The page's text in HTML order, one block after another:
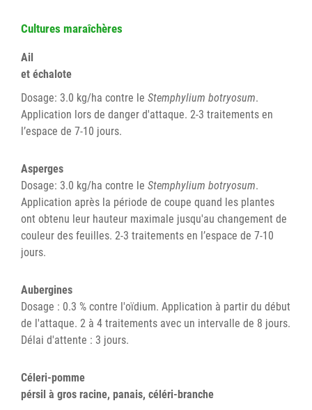
Cultures maraîchères
Ail
et échalote
Dosage: 3.0 kg/ha contre le Stemphylium botryosum.
Application lors de danger d'attaque. 2-3 traitements en
l’espace de 7-10 jours.
Asperges
Dosage: 3.0 kg/ha contre le Stemphylium botryosum.
Application après la période de coupe quand les plantes
ont obtenu leur hauteur maximale jusqu'au changement de
couleur des feuilles. 2-3 traitements en l’espace de 7-10
jours.
Aubergines
Dosage : 0.3 % contre l'oïdium. Application à partir du début
de l'attaque. 2 à 4 traitements avec un intervalle de 8 jours.
Délai d'attente : 3 jours.
Céleri-pomme
pérsil à gros racine, panais, céléri-branche